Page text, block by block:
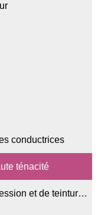
conductrices
ténacité
et de teinture